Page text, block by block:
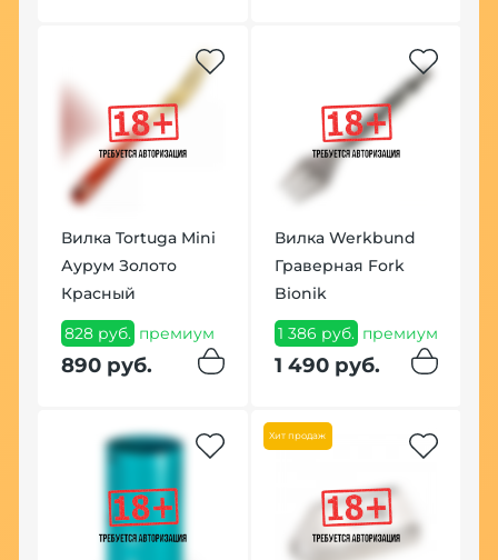
Вилка Tortuga Mini
Аурум Золото
Красный
828 руб. премиум
890 руб.
Вилка Werkbund
Граверная Fork
Bionik
1 386 руб. премиум
1 490 руб.
Хит продаж